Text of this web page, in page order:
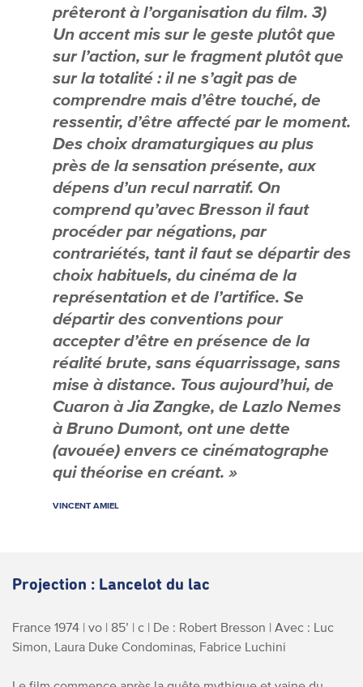
prêteront à l’organisation du film. 3)
Un accent mis sur le geste plutôt que
sur l’action, sur le fragment plutôt que
sur la totalité : il ne s’agit pas de
comprendre mais d’être touché, de
ressentir, d’être affecté par le moment.
Des choix dramaturgiques au plus
près de la sensation présente, aux
dépens d’un recul narratif. On
comprend qu’avec Bresson il faut
procéder par négations, par
contrariétés, tant il faut se départir des
choix habituels, du cinéma de la
représentation et de l’artifice. Se
départir des conventions pour
accepter d’être en présence de la
réalité brute, sans équarrissage, sans
mise à distance. Tous aujourd’hui, de
Cuaron à Jia Zangke, de Lazlo Nemes
à Bruno Dumont, ont une dette
(avouée) envers ce cinématographe
qui théorise en créant. »
VINCENT AMIEL
Projection : Lancelot du lac
France 1974 | vo | 85’ | c | De : Robert Bresson | Avec : Luc
Simon, Laura Duke Condominas, Fabrice Luchini